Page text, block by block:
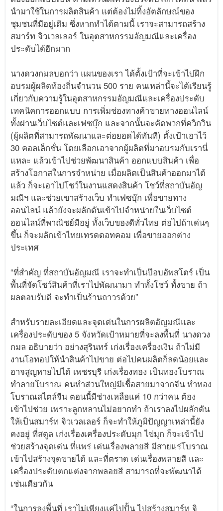
นำมาใช้ในการผลิตสินค้า แต่ต้องไม่ทิ้งอัตลักษณ์ของ
ชุมชนที่มีอยู่เดิม ซึ่งหากทำได้ตามนี้ เราจะสามารถสร้าง
สมาร์ท จิวเวลเลอร์ ในอุตสาหกรรมอัญมณีและเครื่อง
ประดับได้อีกมาก
นางดวงกมลบอกว่า แผนของเรา ได้ตั้งเป้าที่จะเข้าไปฝึก
อบรมผู้ผลิตท้องถิ่นจำนวน 500 ราย คนเหล่านี้จะได้เรียนรู้
เกี่ยวกับความรู้ในอุตสาหกรรมอัญมณีและเครื่องประดับ
เทคนิคการออกแบบ การเพิ่มช่องทางค้าขายทางออนไลน์
ทั้งผ่านเว็บไซต์และเฟซบุ๊ก และจากนั้นจะคัดพวกที่ควิกวิน
(ผู้ผลิตที่สามารถพัฒนาและต่อยอดได้ทันที) ตั้งเป้าเอาไว้
30 คอลเล็กชั่น โดยเลือกเอาจากผู้ผลิตที่มาอบรมกับเรานี่
แหละ แล้วเข้าไปช่วยพัฒนาสินค้า ออกแบบสินค้า เพื่อ
สร้างโอกาสในการจำหน่าย เมื่อผลิตเป็นสินค้าออกมาได้
แล้ว ก็จะเอาไปโชว์ในงานแสดงสินค้า โชว์ที่สถาบันอัญ
มณีฯ และช่วยเขาสร้างเว็บ ทำเฟซบุ๊ก เพื่อขายทาง
ออนไลน์ แล้วยังจะผลักดันเข้าไปจำหน่ายในเว็บไซต์
ออนไลน์ที่พาณิชย์มีอยู่ ทั้งเว็บของดีทั่วไทย ต่อไปถ้าเด่นๆ
ขึ้น ก็จะผลักเข้าไทยเทรดดอทคอม เพื่อขายออกต่าง
ประเทศ
“ที่สำคัญ ที่สถาบันอัญมณี เราจะทำเป็นป๊อบอัพสโตร์ เป็น
พื้นที่จัดโชว์สินค้าที่เราไปพัฒนามา ทำทั้งโชว์ ทั้งขาย ถ้า
ผลตอบรับดี จะทำเป็นร้านถาวรด้วย”
สำหรับรายละเอียดและจุดเด่นในการผลิตอัญมณีและ
เครื่องประดับของ 5 จังหวัดเป้าหมายที่จะลงพื้นที่ นางดวง
กมล อธิบายว่า อย่างสุรินทร์ เก่งเรื่องเครื่องเงิน ถ้าไม่มี
งานโอทอปให้นำสินค้าไปขาย ต่อไปคนผลิตก็ลดน้อยและ
อาจสูญหายไปได้ เพชรบุรี เก่งเรื่องทอง เป็นทองโบราณ
ทำลายโบราณ คนทำส่วนใหญ่มีเชื้อสายมาจากจีน ทำทอง
โบราณสไตล์จีน ตอนนี้มีช่างเหลือแค่ 10 กว่าคน ต้อง
เข้าไปช่วย เพราะลูกหลานไม่อยากทำ ถ้าเราลงไปผลักดัน
ให้เป็นสมาร์ท จิวเวลเลอร์ ก็จะทำให้ภูมิปัญญาเหล่านี้ยัง
คงอยู่ ที่สตูล เก่งเรื่องเครื่องประดับมุก ไข่มุก ก็จะเข้าไป
ช่วยสร้างจุดเด่น ที่แพร่ เด่นเรื่องพลายสี มีสายแร่โบราณ
เข้าไปสร้างจุดขายได้ และที่ตราด เด่นเรื่องพลายสี และ
เครื่องประดับตกแต่งจากพลอยสี สามารถที่จะพัฒนาได้
เช่นเดียวกัน
“ในการลงพื้นที่ เราไม่เพียงแค่ไปปั้น ไปสร้างสมาร์ท จิ